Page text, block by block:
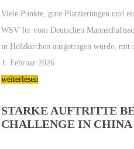
Viele Punkte, gute Platzierungen und
WSV´ler vom Deutschen
in Holzkirchen ausgetragen wurde, mit
1. Februar 2026
weiterlesen
STARKE AUFTRITTE
CHALLENGE IN CHINA